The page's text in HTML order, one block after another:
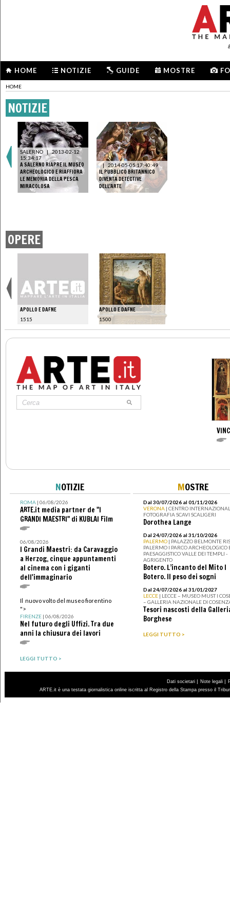
HOME NOTIZIE GUIDE MOSTRE
HOME
NOTIZIE
SALERNO | 2013-02-12
15:34:17
A SALERNO RIAPRE IL MUSEO
ARCHEOLOGICO E RIAFFIORA
LE MEMORIA DELLA PESCA
MIRACOLOSA
| 2014-05-05 17:40:49
IL PUBBLICO BRITANNICO
DIVENTA DETECTIVE
DELL'ARTE
OPERE
APOLLO E DAFNE
1515
APOLLO E DAFNE
1500
NOTIZIE
ROMA| 06/08/2026
ARTE.it media partner de "I
GRANDI MAESTRI" di KUBLAI Film
06/08/2026
I Grandi Maestri: da Caravaggio
a Herzog, cinque appuntamenti
al cinema con i giganti
dell'immaginario
Il nuovo volto del museo fiorentino
">
FIRENZE| 06/08/2026
Nel futuro degli Uffizi. Tra due
anni la chiusura dei lavori
LEGGI TUTTO >
MOSTRE
Dal 30/07/2026 al 01/11/2026
VERONA | CENTRO
FOTOGRAFIA SCAVI SCALIGERI
Dorothea Lange
Dal 24/07/2026 al 31/10/2026
PALERMO | PALAZZO BELMONTE
PALERMO I PARCO ARCHEOLOGICO
PAESAGGISTICO VALLE DEI TEMPLI -
AGRIGENTO
Botero. L’incanto del Mito I
Botero. Il peso dei sogni
Dal 24/07/2026 al 31/01/2027
LECCE | LECCE – MUSEO MUST I
– GALLERIA NAZIONALE DI
Tesori nascosti della
Borghese
LEGGI TUTTO >
Dati societari | Note legali |
ARTE.it è una testata giornalistica online iscritta al Registro della Stampa presso il